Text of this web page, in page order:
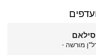
מורשה -